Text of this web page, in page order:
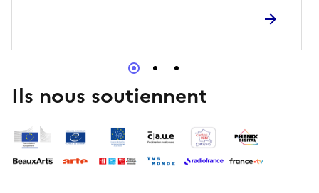
Ils nous soutiennent